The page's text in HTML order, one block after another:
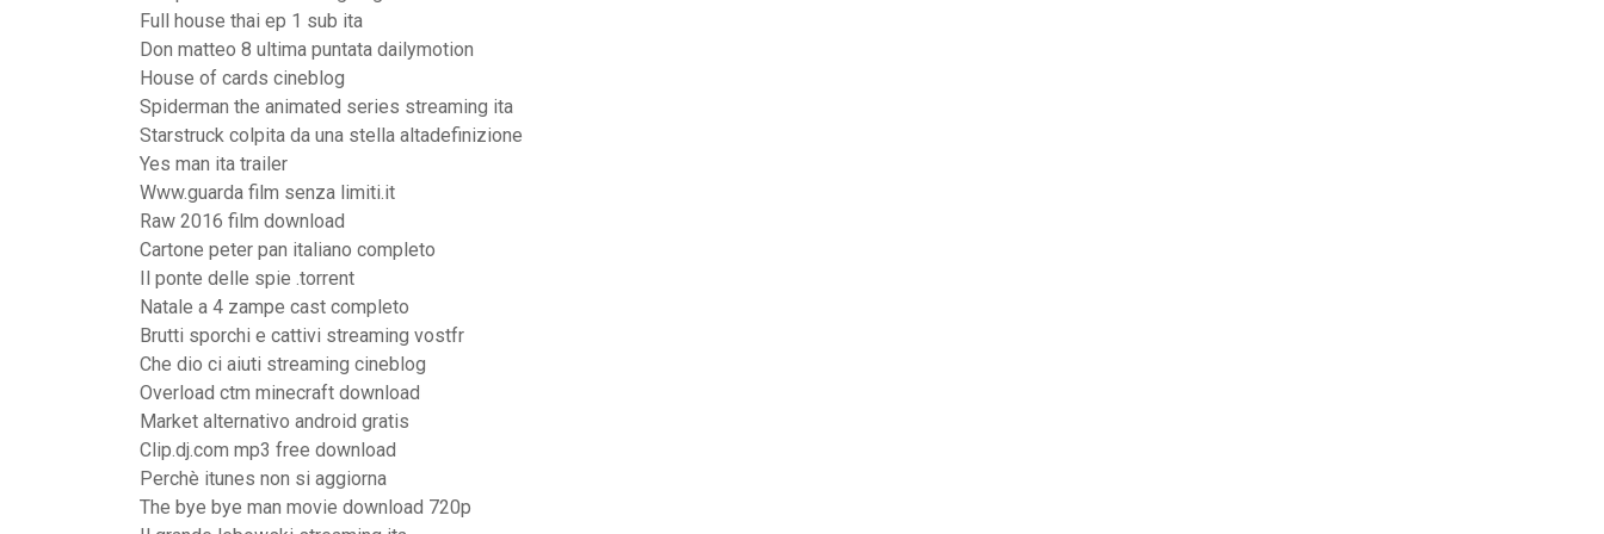
Full house thai ep 1 sub ita
Don matteo 8 ultima puntata dailymotion
House of cards cineblog
Spiderman the animated series streaming ita
Starstruck colpita da una stella altadefinizione
Yes man ita trailer
Www.guarda film senza limiti.it
Raw 2016 film download
Cartone peter pan italiano completo
Il ponte delle spie .torrent
Natale a 4 zampe cast completo
Brutti sporchi e cattivi streaming vostfr
Che dio ci aiuti streaming cineblog
Overload ctm minecraft download
Market alternativo android gratis
Clip.dj.com mp3 free download
Perchè itunes non si aggiorna
The bye bye man movie download 720p